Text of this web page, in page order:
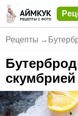
Рецепты →
скумбрией